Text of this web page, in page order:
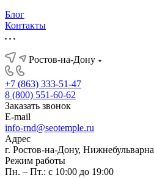
Блог
Контакты
Ростов-на-Дону
+7 (863) 333-51-47
8 (800) 551-60-62
Заказать звонок
E-mail
info-rnd@seotemple.ru
Адрес
г. Ростов-на-Дону,
Режим работы
Пн. – Пт.: с 10:00 до 19:00